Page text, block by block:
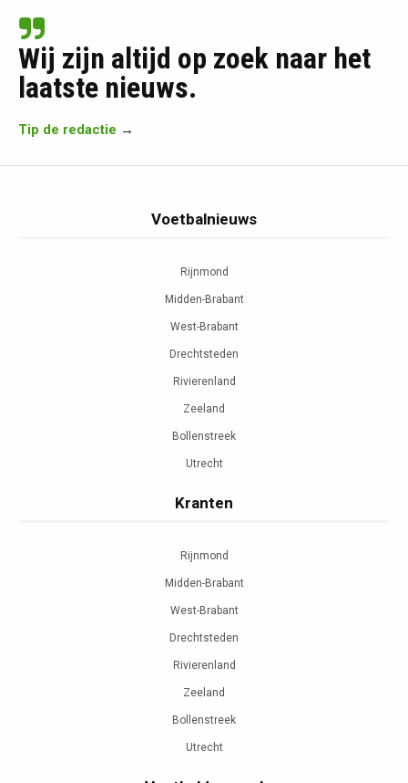
Wij zijn altijd op zoek naar het
laatste nieuws.
Tip de redactie →
Voetbalnieuws
Rijnmond
Midden-Brabant
West-Brabant
Drechtsteden
Rivierenland
Zeeland
Bollenstreek
Utrecht
Kranten
Rijnmond
Midden-Brabant
West-Brabant
Drechtsteden
Rivierenland
Zeeland
Bollenstreek
Utrecht